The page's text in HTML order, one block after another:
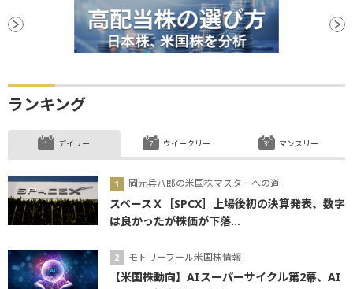
ランキング
デイリー
岡元兵八郎の米国株マスターへの道
スペースＸ［SPCX］上場後初の決算発表、数字
は良かったが株価が下落...
モトリーフール米国株情報
【米国株動向】AIスーパーサイクル第2幕、AI
ウイークリー マンスリー